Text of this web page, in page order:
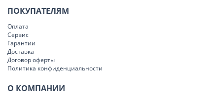
ПОКУПАТЕЛЯМ
Оплата
Сервис
Гарантии
Доставка
Договор оферты
Политика конфиденциальности
О КОМПАНИИ